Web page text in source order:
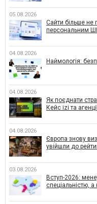
05.08.2026
Сайти більше не
персональним
04.08.2026
Наймологія:
04.08.2026
Як поєднати
Кейс izi та
04.08.2026
Європа знову
увійшли до
03.08.2026
Вступ-2026:
спеціальністю, а